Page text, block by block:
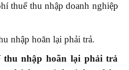
thuế thu nhập doanh nghiệp
nhập hoãn lại phải trả.
thu nhập hoãn lại phải trả